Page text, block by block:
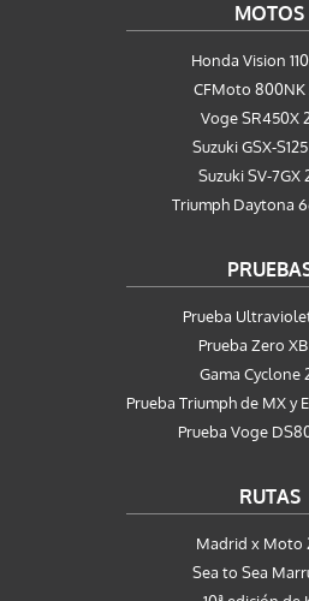
MOTOS
Honda Vision
CFMoto 800NK
Voge SR450X
Suzuki GSX-
Suzuki SV-7GX
Triumph Daytona
Prueba
Prueba Zero XB
Gama Cyclone
Prueba Triumph de MX y
Prueba Voge
RUTAS
Madrid x Moto
Sea to Sea